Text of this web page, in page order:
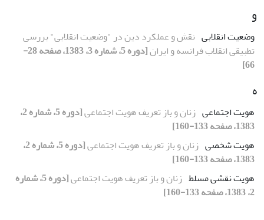
و
وضعیت انقلابی نقش و عملکرد دین در "وضعیت انقلابی" بررسی
تطبیقی انقلاب فرانسه و ایران
[دوره 5، شماره 3، 1383، صفحه 28-
66]
ه
هویت اجتماعی زنان و باز تعریف هویت اجتماعی
[دوره 5، شماره 2،
1383، صفحه 133-160]
هویت شخصی زنان و باز تعریف هویت اجتماعی
[دوره 5، شماره 2،
1383، صفحه 133-160]
هویت نقشی مسلط زنان و باز تعریف هویت اجتماعی
[دوره 5، شماره
2، 1383، صفحه 133-160]